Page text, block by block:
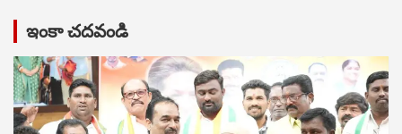
ఇంకా చదవండి